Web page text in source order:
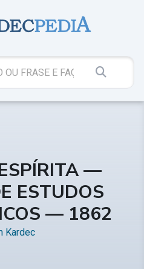
—
ESTUDOS
— 1862
Kardec